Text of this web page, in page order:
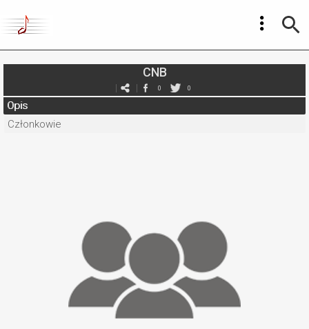
CNB
0 0
Opis
Członkowie